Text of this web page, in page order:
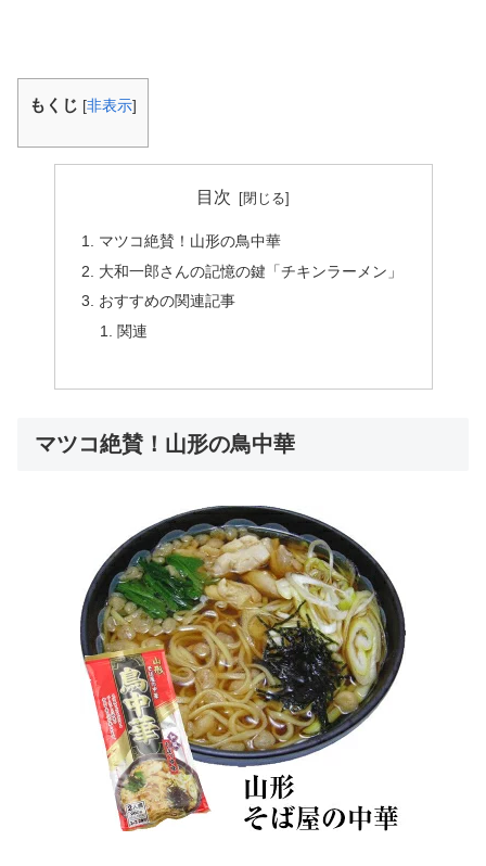
もくじ [非表示]
目次
マツコ絶賛！山形の鳥中華
大和一郎さんの記憶の鍵「チキンラーメン」
おすすめの関連記事
関連
マツコ絶賛！山形の鳥中華